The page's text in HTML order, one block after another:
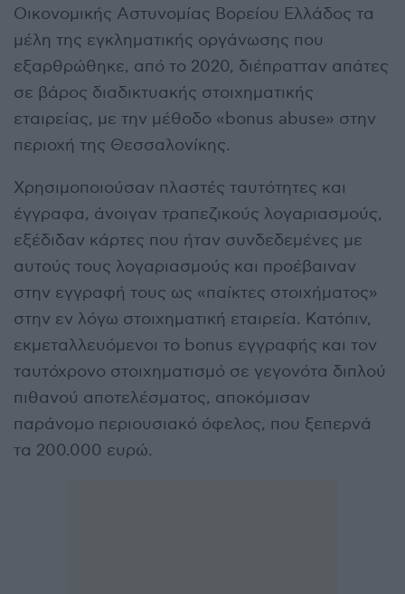
Οικονομικής Αστυνομίας Βορείου Ελλάδος τα
μέλη της εγκληματικής οργάνωσης που
εξαρθρώθηκε, από το 2020, διέπρατταν απάτες
σε βάρος διαδικτυακής στοιχηματικής
εταιρείας, με την μέθοδο «bonus abuse» στην
περιοχή της Θεσσαλονίκης.
Χρησιμοποιούσαν πλαστές ταυτότητες και
έγγραφα, άνοιγαν τραπεζικούς λογαριασμούς,
εξέδιδαν κάρτες που ήταν συνδεδεμένες με
αυτούς τους λογαριασμούς και προέβαιναν
στην εγγραφή τους ως «παίκτες στοιχήματος»
στην εν λόγω στοιχηματική εταιρεία. Κατόπιν,
εκμεταλλευόμενοι το bonus εγγραφής και τον
ταυτόχρονο στοιχηματισμό σε γεγονότα διπλού
πιθανού αποτελέσματος, αποκόμισαν
παράνομο περιουσιακό όφελος, που ξεπερνά
τα 200.000 ευρώ.